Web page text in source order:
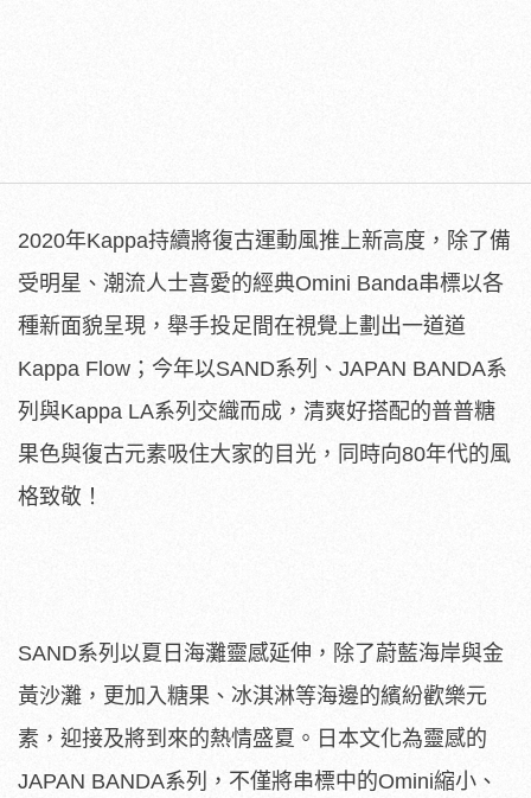
2020年Kappa持續將復古運動風推上新高度，除了備
受明星、潮流人士喜愛的經典Omini Banda串標以各
種新面貌呈現，舉手投足間在視覺上劃出一道道
Kappa Flow；今年以SAND系列、JAPAN BANDA系
列與Kappa LA系列交織而成，清爽好搭配的普普糖
果色與復古元素吸住大家的目光，同時向80年代的風
格致敬！
SAND系列以夏日海灘靈感延伸，除了蔚藍海岸與金
黃沙灘，更加入糖果、冰淇淋等海邊的繽紛歡樂元
素，迎接及將到來的熱情盛夏。日本文化為靈感的
JAPAN BANDA系列，不僅將串標中的Omini縮小、